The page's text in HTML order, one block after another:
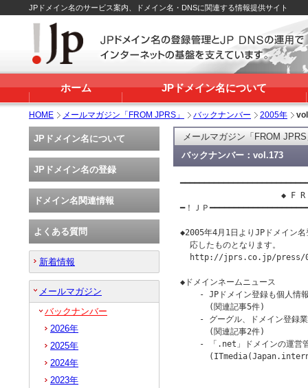
JPドメイン名のサービス案内、ドメイン名・DNSに関連する情報提供サイト
ホーム JPドメイン名について
HOME メールマガジン「FROM JPRS」 バックナンバー 2005年
メールマガジン「FROM
バックナンバー：vol.173
◆ F
━！ＪＰ
◆2005年4月1日よりJPドメイン
  応したものとなります。
http://jprs.co.jp/press/
◆ドメインネームニュース
- JPドメイン登録も個人情
      (関連記事5件)
- グーグル、ドメイン登録
      (関連記事2件)
- 「.net」ドメインの運営
JPドメイン名について
JPドメイン名の登録
ドメイン名関連情報
よくある質問
新着情報
メールマガジン
バックナンバー
2026年
2025年
2024年
2023年